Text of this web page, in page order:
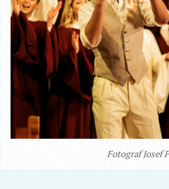
Fotograf Josef